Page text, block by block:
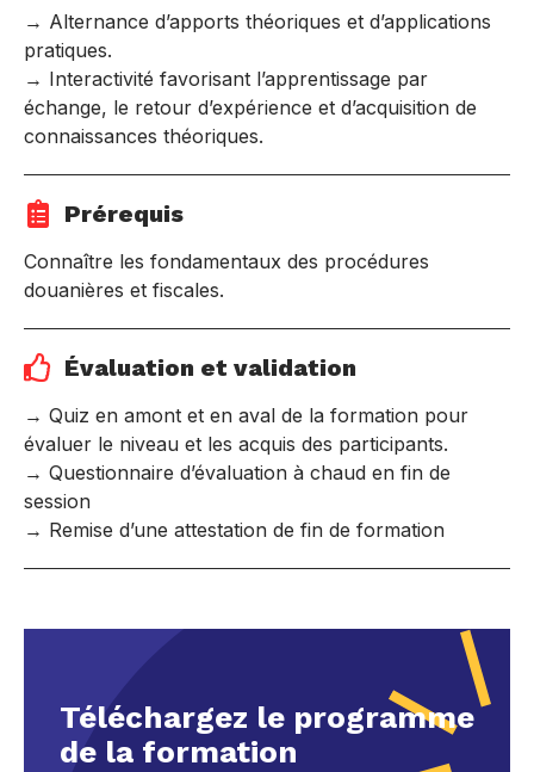
→ Alternance d’apports théoriques et d’applications
pratiques.
→ Interactivité favorisant l’apprentissage par
échange, le retour d’expérience et d’acquisition de
connaissances théoriques.
Prérequis
Connaître les fondamentaux des procédures
douanières et fiscales.
Évaluation et validation
→ Quiz en amont et en aval de la formation pour
évaluer le niveau et les acquis des participants.
→ Questionnaire d’évaluation à chaud en fin de
session
→ Remise d’une attestation de fin de formation
Téléchargez le programme
de la formation